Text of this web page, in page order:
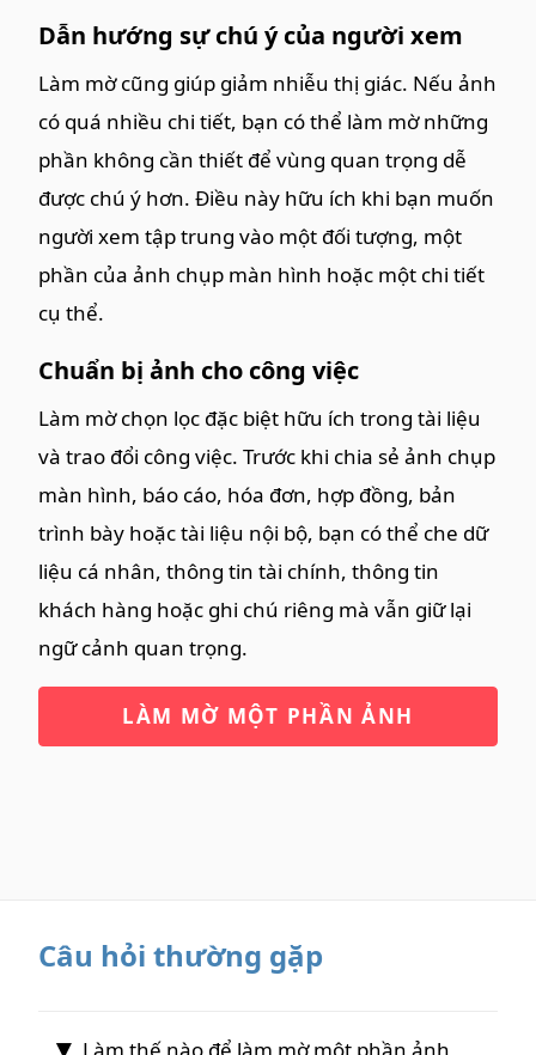
Dẫn hướng sự chú ý của người xem
Làm mờ cũng giúp giảm nhiễu thị giác. Nếu ảnh
có quá nhiều chi tiết, bạn có thể làm mờ những
phần không cần thiết để vùng quan trọng dễ
được chú ý hơn. Điều này hữu ích khi bạn muốn
người xem tập trung vào một đối tượng, một
phần của ảnh chụp màn hình hoặc một chi tiết
cụ thể.
Chuẩn bị ảnh cho công việc
Làm mờ chọn lọc đặc biệt hữu ích trong tài liệu
và trao đổi công việc. Trước khi chia sẻ ảnh chụp
màn hình, báo cáo, hóa đơn, hợp đồng, bản
trình bày hoặc tài liệu nội bộ, bạn có thể che dữ
liệu cá nhân, thông tin tài chính, thông tin
khách hàng hoặc ghi chú riêng mà vẫn giữ lại
ngữ cảnh quan trọng.
LÀM MỜ MỘT PHẦN ẢNH
Câu hỏi thường gặp